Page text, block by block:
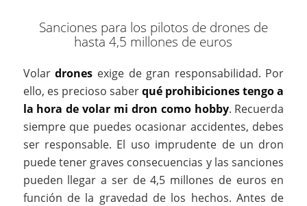
Sanciones para los pilotos de drones de
hasta 4,5 millones de euros
Volardrones exige de gran responsabilidad. Por
ello, es precioso saberqué prohibiciones tengo a
la hora de volar mi dron como hobby. Recuerda
siempre que puedes ocasionar accidentes, debes
ser responsable. El uso imprudente de un dron
puede tener graves consecuencias y las sanciones
pueden llegar a ser de 4,5 millones de euros en
función de la gravedad de los hechos. Antes de